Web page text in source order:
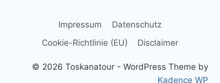
Impressum
Datenschutz
Cookie-Richtlinie (EU)
Disclaimer
© 2026 Toskanatour - WordPress Theme by
Kadence WP